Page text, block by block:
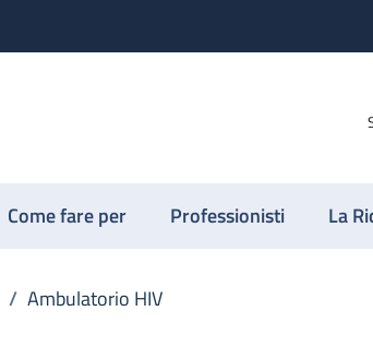
Come fare per Professionisti La
/ Ambulatorio HIV